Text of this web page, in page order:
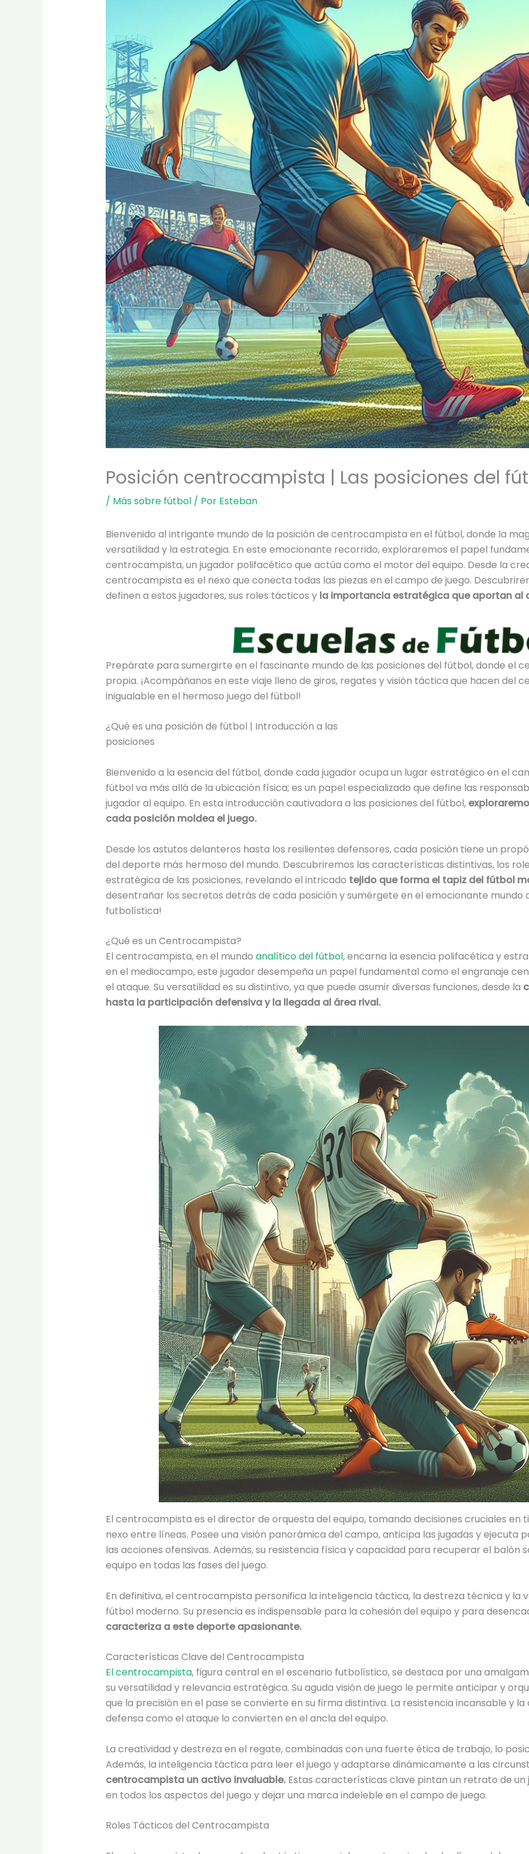
Posición centrocampista | Las posiciones del
/ Más sobre fútbol/ Por Esteban
Bienvenido al intrigante mundo de la posición de centrocampista en el fútbol, donde la
versatilidad y la estrategia. En este emocionante recorrido, exploraremos el papel
centrocampista, un jugador polifacético que actúa como el motor del equipo. Desde la
centrocampista es el nexo que conecta todas las piezas en el campo de juego.
definen a estos jugadores, sus roles tácticos y la importancia estratégica que aportan al
Prepárate para sumergirte en el fascinante mundo de las posiciones del fútbol, donde el
propia. ¡Acompáñanos en este viaje lleno de giros, regates y visión táctica que hacen del
inigualable en el hermoso juego del fútbol!
¿Qué es una posición de fútbol | Introducción a las
posiciones
Bienvenido a la esencia del fútbol, donde cada jugador ocupa un lugar estratégico en el
fútbol va más allá de la ubicación física; es un papel especializado que define las
jugador al equipo. En esta introducción cautivadora a las posiciones del fútbol,
cada posición moldea el juego.
Desde los astutos delanteros hasta los resilientes defensores, cada posición tiene un
del deporte más hermoso del mundo. Descubriremos las características distintivas, los
estratégica de las posiciones, revelando el intricado tejido que forma el tapiz del fútbol
desentrañar los secretos detrás de cada posición y sumérgete en el emocionante mundo
futbolística!
¿Qué es un Centrocampista?
El centrocampista, en el mundo analítico del fútbol, encarna la esencia polifacética y
en el mediocampo, este jugador desempeña un papel fundamental como el engranaje
el ataque. Su versatilidad es su distintivo, ya que puede asumir diversas funciones, desde la
hasta la participación defensiva y la llegada al área rival.
El centrocampista es el director de orquesta del equipo, tomando decisiones cruciales en
nexo entre líneas. Posee una visión panorámica del campo, anticipa las jugadas y ejecuta
las acciones ofensivas. Además, su resistencia física y capacidad para recuperar el balón
equipo en todas las fases del juego.
En definitiva, el centrocampista personifica la inteligencia táctica, la destreza técnica y la
fútbol moderno. Su presencia es indispensable para la cohesión del equipo y para
caracteriza a este deporte apasionante.
Características Clave del Centrocampista
El centrocampista, figura central en el escenario futbolístico, se destaca por una
su versatilidad y relevancia estratégica. Su aguda visión de juego le permite anticipar y
que la precisión en el pase se convierte en su firma distintiva. La resistencia incansable y
defensa como el ataque lo convierten en el ancla del equipo.
La creatividad y destreza en el regate, combinadas con una fuerte ética de trabajo, lo
Además, la inteligencia táctica para leer el juego y adaptarse dinámicamente a las
centrocampista un activo invaluable.Estas características clave pintan un retrato de un
en todos los aspectos del juego y dejar una marca indeleble en el campo de juego.
Roles Tácticos del Centrocampista